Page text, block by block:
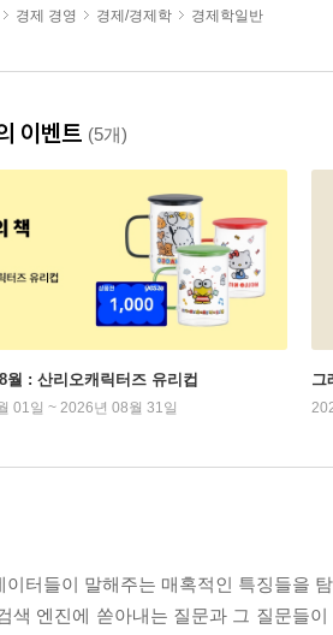
경제 경영 경제/경제학 경제학일반
이벤트 (5개)
월 : 산리오캐릭터즈 유리컵
01일 ~ 2026년 08월 31일
그
이터들이 말해주는 매혹적인 특징들을
색 엔진에 쏟아내는 질문과 그 질문들